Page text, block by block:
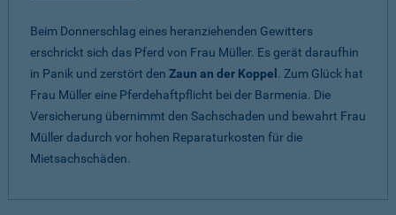
Beim Donnerschlag eines heranziehenden Gewitters
erschrickt sich das Pferd von Frau Müller. Es gerät daraufhin
in Panik und zerstört den Zaun an der Koppel . Zum Glück hat
Frau Müller eine Pferdehaftpflicht bei der Barmenia. Die
Versicherung übernimmt den Sachschaden und bewahrt Frau
Müller dadurch vor hohen Reparaturkosten für die
Mietsachschäden.